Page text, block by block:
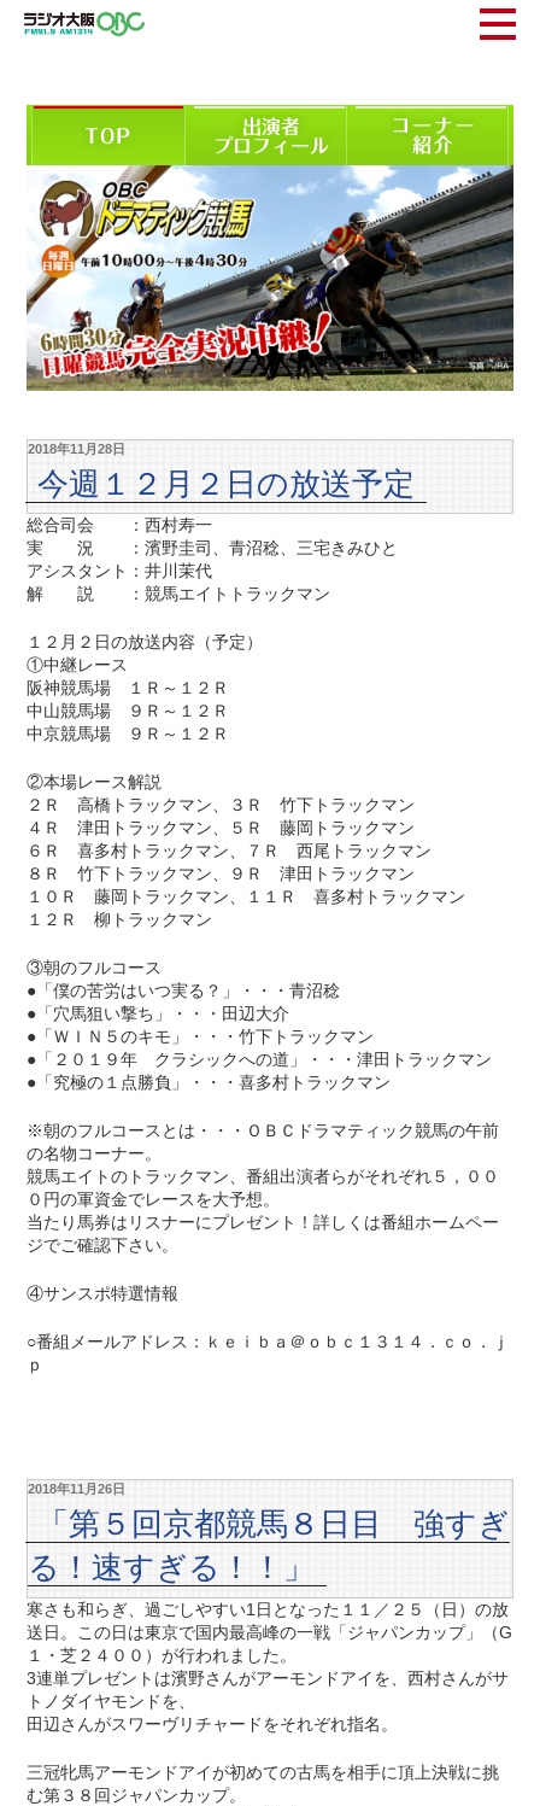
2018年11月28日
今週１２月２日の放送予定
総合司会 ：西村寿一
実 況 ：濱野圭司、青沼稔、三宅きみひと
アシスタント：井川茉代
解 説 ：競馬エイトトラックマン
１２月２日の放送内容（予定）
①中継レース
阪神競馬場 １Ｒ～１２Ｒ
中山競馬場 ９Ｒ～１２Ｒ
中京競馬場 ９Ｒ～１２Ｒ
②本場レース解説
２Ｒ 高橋トラックマン、３Ｒ 竹下トラックマン
４Ｒ 津田トラックマン、５Ｒ 藤岡トラックマン
６Ｒ 喜多村トラックマン、７Ｒ 西尾トラックマン
８Ｒ 竹下トラックマン、９Ｒ 津田トラックマン
１０Ｒ 藤岡トラックマン、１１Ｒ 喜多村トラックマン
１２Ｒ 柳トラックマン
③朝のフルコース
●「僕の苦労はいつ実る？」・・・青沼稔
●「穴馬狙い撃ち」・・・田辺大介
●「ＷＩＮ５のキモ」・・・竹下トラックマン
●「２０１９年 クラシックへの道」・・・津田トラックマン
●「究極の１点勝負」・・・喜多村トラックマン
※朝のフルコースとは・・・ＯＢＣドラマティック競馬の午前
の名物コーナー。
競馬エイトのトラックマン、番組出演者らがそれぞれ５，００
０円の軍資金でレースを大予想。
当たり馬券はリスナーにプレゼント！詳しくは番組ホームペー
ジでご確認下さい。
④サンスポ特選情報
○番組メールアドレス：ｋｅｉｂａ＠ｏｂｃ１３１４．ｃｏ．ｊ
ｐ
2018年11月26日
「第５回京都競馬８日目 強すぎ
る！速すぎる！！」
寒さも和らぎ、過ごしやすい1日となった１１／２５（日）の放
送日。この日は東京で国内最高峰の一戦「ジャパンカップ」（G
１・芝２４００）が行われました。
3連単プレゼントは濱野さんがアーモンドアイを、西村さんがサ
トノダイヤモンドを、
田辺さんがスワーヴリチャードをそれぞれ指名。
三冠牝馬アーモンドアイが初めての古馬を相手に頂上決戦に挑
む第３８回ジャパンカップ。